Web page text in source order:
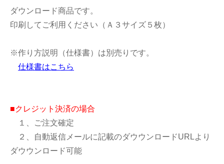
ダウンロード商品です。
印刷してご利用ください（Ａ３サイズ５枚）
※作り方説明（仕様書）は別売りです。
仕様書はこちら
■クレジット決済の場合
１、ご注文確定
２、自動返信メールに記載のダウウンロードURLより
ダウウンロード可能